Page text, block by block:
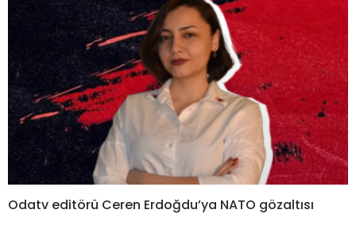
Odatv editörü Ceren Erdoğdu’ya NATO gözaltısı